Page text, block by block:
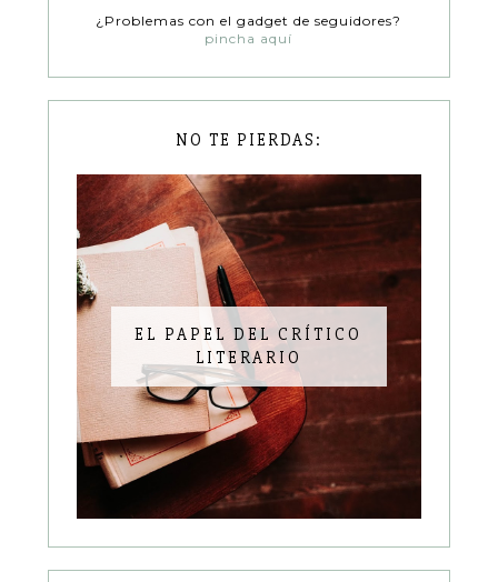
¿Problemas con el gadget de seguidores?
pincha aquí
NO TE PIERDAS:
EL PAPEL DEL CRÍTICO
LITERARIO